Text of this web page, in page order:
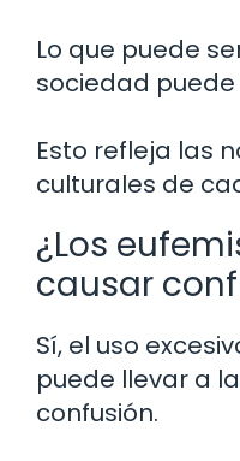
Lo que puede
sociedad
Esto refleja las
culturales de
¿Los
causar
Sí, el uso
puede llevar a
confusión.